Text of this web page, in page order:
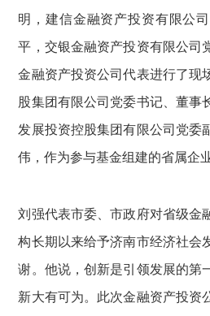
明，建信金融资产投资有限公
平，交银金融资产投资有限公司
金融资产投资公司代表进行了现
股集团有限公司党委书记、董事
发展投资控股集团有限公司党委
伟，作为参与基金组建的省属企
刘强代表市委、市政府对省级金
构长期以来给予济南市经济社会
谢。他说，创新是引领发展的第
新大有可为。此次金融资产投资